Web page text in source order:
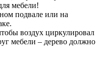
мебели!
подвале или на
воздух циркулировал
мебели – дерево должно